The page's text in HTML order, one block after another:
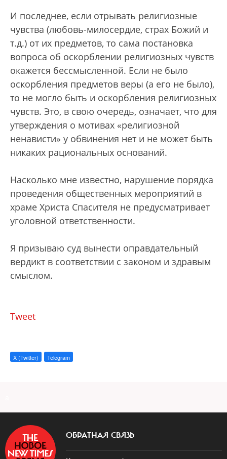
И последнее, если отрывать религиозные
чувства (любовь-милосердие, страх Божий и
т.д.) от их предметов, то сама постановка
вопроса об оскорблении религиозных чувств
окажется бессмысленной. Если не было
оскорбления предметов веры (а его не было),
то не могло быть и оскорбления религиозных
чувств. Это, в свою очередь, означает, что для
утверждения о мотивах «религиозной
ненависти» у обвинения нет и не может быть
никаких рациональных оснований.
Насколько мне известно, нарушение порядка
проведения общественных мероприятий в
храме Христа Спасителя не предусматривает
уголовной ответственности.
Я призываю суд вынести оправдательный
вердикт в соответствии с законом и здравым
смыслом.
Tweet
X (Twitter) Telegram
ОБРАТНАЯ СВЯЗЬ